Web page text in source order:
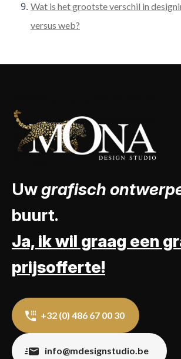
Wat is het grootste verschil in
versus web?
Uwgrafisch
buurt.
Ja, ik wil graag een
prijsofferte!
+32 (0) 486 67 00 30
info@mdesignstudio.be